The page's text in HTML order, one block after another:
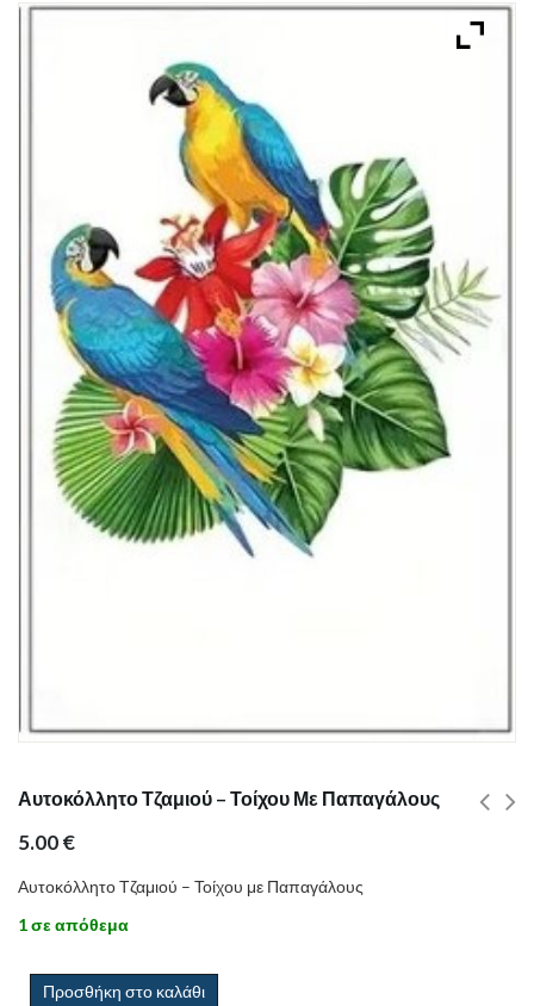
Αυτοκόλλητο Τζαμιού – Τοίχου Με Παπαγάλους
5.00€
Αυτοκόλλητο Τζαμιού – Τοίχου με Παπαγάλους
1 σε απόθεμα
Προσθήκη στο καλάθι